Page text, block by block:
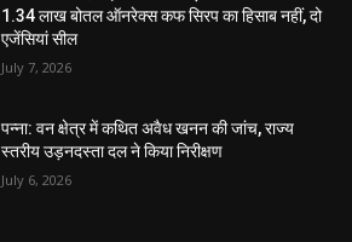
1.34 लाख बोतल ऑनरेक्स कफ सिरप का हिसाब नहीं, दो
एजेंसियां सील
July 7, 2026
पन्ना: वन क्षेत्र में कथित अवैध खनन की जांच, राज्य
स्तरीय उड़नदस्ता दल ने किया निरीक्षण
July 6, 2026